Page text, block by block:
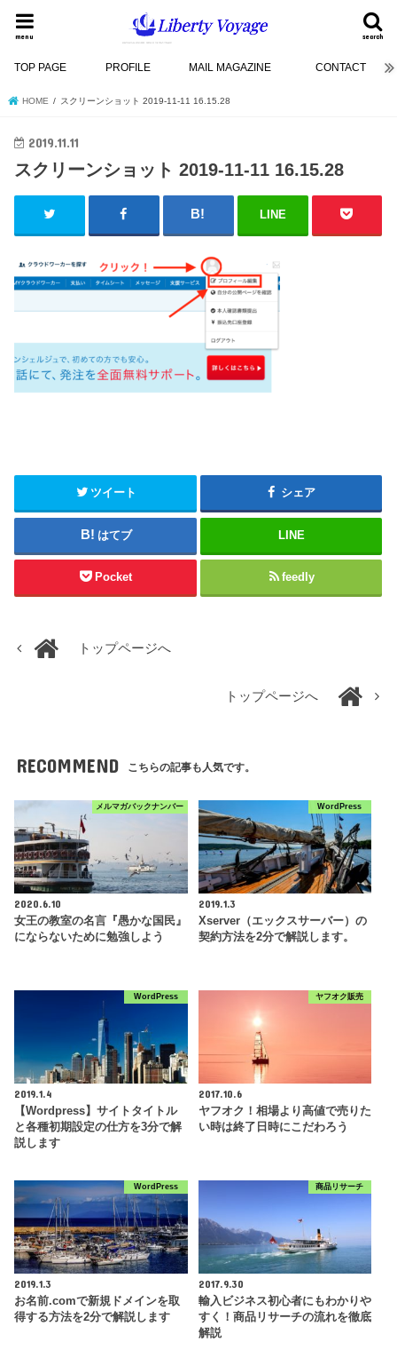
search
menu
TOP PAGE PROFILE MAIL MAGAZINE CONTACT
HOME スクリーンショット 2019-11-11 16.15.28
2019.11.11
スクリーンショット 2019-11-11 16.15.28
LINE
ツイート シェア
はてブ LINE
Pocket feedly
トップページへ
トップページへ
RECOMMEND こちらの記事も人気です。
メルマガバックナンバー
2020.6.10
女王の教室の名言『愚かな国民』
にならないために勉強しよう
WordPress
2019.1.3
Xserver（エックスサーバー）の
契約方法を2分で解説します。
WordPress
2019.1.4
【Wordpress】サイトタイトル
と各種初期設定の仕方を3分で解
説します
ヤフオク販売
2017.10.6
ヤフオク！相場より高値で売りた
い時は終了日時にこだわろう
WordPress
2019.1.3
お名前.comで新規ドメインを取
得する方法を2分で解説します
商品リサーチ
2017.9.30
輸入ビジネス初心者にもわかりや
すく！商品リサーチの流れを徹底
解説